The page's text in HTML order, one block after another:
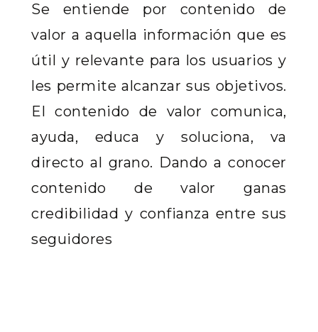
Se entiende por contenido de
valor a aquella información que es
útil y relevante para los usuarios y
les permite alcanzar sus objetivos.
El contenido de valor comunica,
ayuda, educa y soluciona, va
directo al grano. Dando a conocer
contenido de valor ganas
credibilidad y confianza entre sus
seguidores